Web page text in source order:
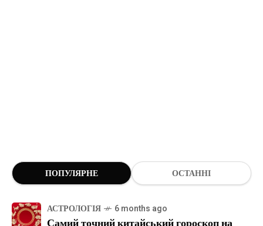
ПОПУЛЯРНЕ ОСТАННІ
АСТРОЛОГІЯ 6 months ago